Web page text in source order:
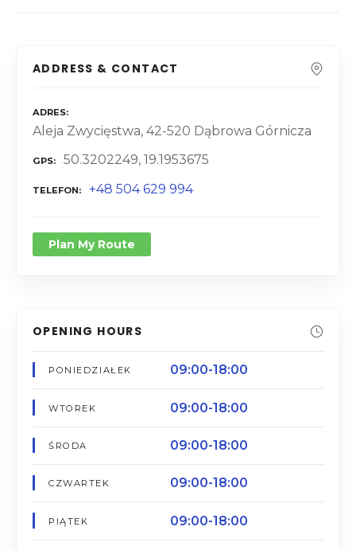
ADDRESS & CONTACT
ADRES
Aleja Zwycięstwa, 42-520 Dąbrowa Górnicza
GPS 50.3202249, 19.1953675
TELEFON +48 504 629 994
Plan My Route
OPENING HOURS
PONIEDZIAŁEK 09:00-18:00
WTOREK 09:00-18:00
ŚRODA 09:00-18:00
CZWARTEK 09:00-18:00
PIĄTEK 09:00-18:00